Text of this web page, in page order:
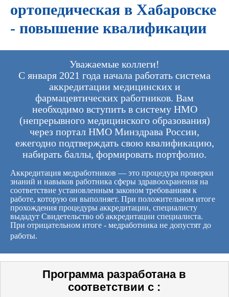
ортопедическая в Хабаровске
- повышение квалификации
Уважаемые коллеги!
С января 2021 года начала работать система
аккредитации медицинских и
фармацевтических работников. Вам
необходимо вступить в систему НМО
(непрерывного медицинского образования)
через портал НМО Минздрава России,
ежегодно подтверждать свою квалификацию,
набирать баллы, формировать портфолио.
Аккредитация медработников — это процедура проверки
знаний и навыков работника сферы здравоохранения на
соответствие установленным законом требованиям к
работе, которую он выполняет. При положительном итоге
прохождения процедуры аккредитации, специалисту
выдадут Свидетельство об аккредитации специалиста.
При отрицательном итоге - медработника не допустят до
работы.
Программа разработана в
соответствии с :